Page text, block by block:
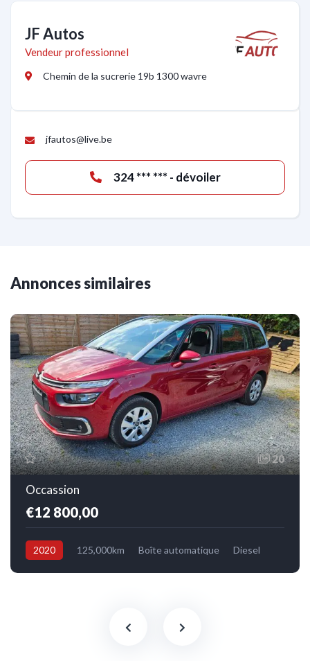
JF Autos
Vendeur professionnel
Chemin de la sucrerie 19b 1300 wavre
jfautos@live.be
324 *** *** - dévoiler
Annonces similaires
20
Occassion
€12 800,00
2020 125,000km Boîte automatique
Diesel